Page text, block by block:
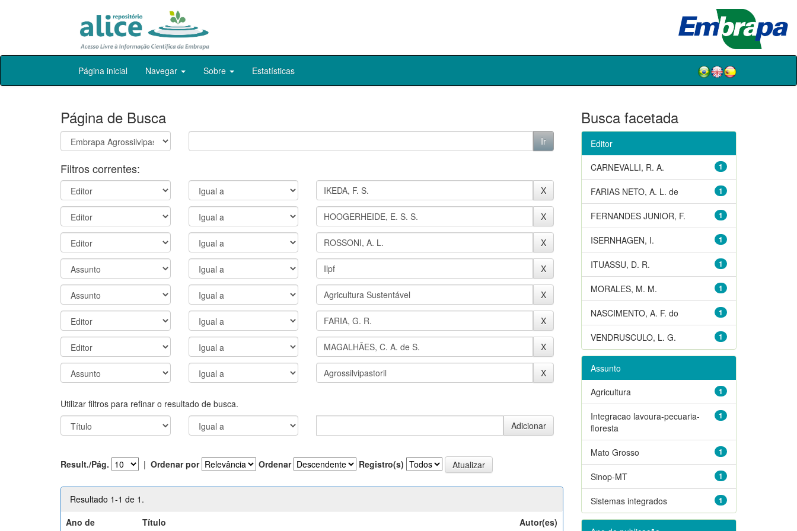
Skip
Página inicial Navegar Sobre Estatísticas
Página de Busca
Filtros correntes:
Utilizar filtros para refinar o resultado de busca.
Result./Pág. | Ordenar por Ordenar Registro(s)
Resultado 1-1 de 1.
Ano de
Título Autor(es)
Busca facetada
Editor
1
CARNEVALLI, R. A.
1
FARIAS NETO, A. L. de
1
FERNANDES JUNIOR, F.
1
ISERNHAGEN, I.
1
ITUASSU, D. R.
1
MORALES, M. M.
1
NASCIMENTO, A. F. do
1
VENDRUSCULO, L. G.
Assunto
1
Agricultura
1
Integracao lavoura-pecuaria-
floresta
1
Mato Grosso
1
Sinop-MT
1
Sistemas integrados